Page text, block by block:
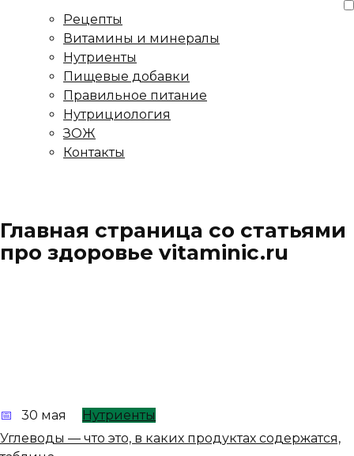
Рецепты
Витамины и минералы
Нутриенты
Пищевые добавки
Правильное питание
Нутрициология
ЗОЖ
Контакты
Главная страница со статьями
про здоровье vitaminic.ru
30 мая
Нутриенты
Углеводы — что это, в каких продуктах содержатся,